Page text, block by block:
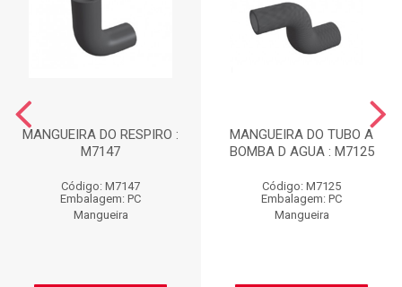
MANGUEIRA DO RESPIRO :
M7147
Código: M7147
Embalagem: PC
Mangueira
MANGUEIRA DO TUBO A
BOMBA D AGUA : M7125
Código: M7125
Embalagem: PC
Mangueira